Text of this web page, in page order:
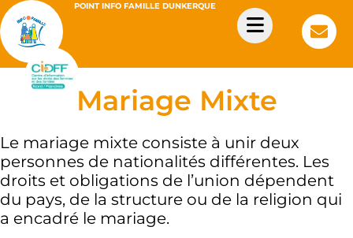
POINT INFO FAMILLE DUNKERQUE
Mariage Mixte
Le mariage mixte consiste à unir deux
personnes de nationalités différentes. Les
droits et obligations de l’union dépendent
du pays, de la structure ou de la religion qui
a encadré le mariage.